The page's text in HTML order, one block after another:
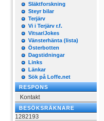
Släktforskning
Steyr bilar
Terjärv
Vi i Terjärv r.f.
Vitsar/Jokes
Vänsterhänta (lista)
Österbotten
Dagstidningar
Links
Länkar
Sök på Loffe.net
RESPONS
Kontakt
BESÖKSRÄKNARE
1282193